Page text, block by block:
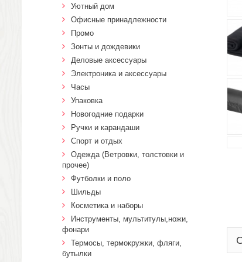
Уютный дом
Офисные принадлежности
Промо
Зонты и дождевики
Деловые аксессуары
Электроника и аксессуары
Часы
Упаковка
Новогодние подарки
Ручки и карандаши
Спорт и отдых
Одежда (Ветровки, толстовки и
прочее)
Футболки и поло
Шильды
Косметика и наборы
Инструменты, мультитулы,ножи,
фонари
Термосы, термокружки, фляги,
бутылки